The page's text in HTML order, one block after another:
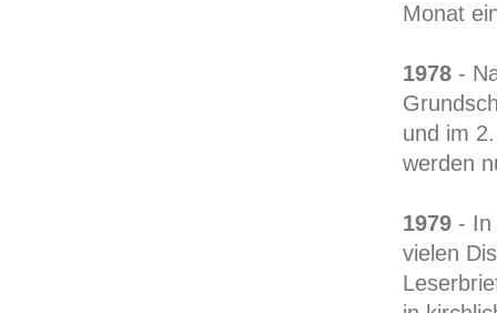
Monat
1978 -
und im
werden
1979 - In
vielen